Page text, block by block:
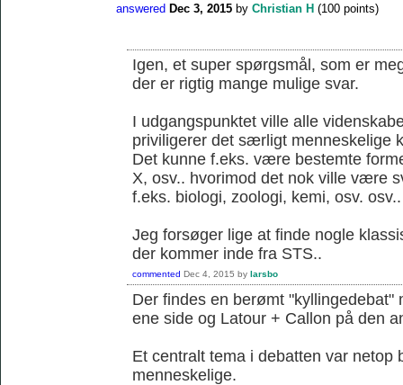
answered Dec 3, 2015 by Christian H (100 points)
Igen, et super spørgsmål, som er
der er rigtig mange mulige svar.
I udgangspunktet ville alle
priviligerer det særligt menneskelige
Det kunne f.eks. være bestemte
X, osv.. hvorimod det nok ville være
f.eks. biologi, zoologi, kemi, osv. osv..
Jeg forsøger lige at finde nogle
der kommer inde fra STS..
commented Dec 4, 2015 by larsbo
Der findes en berømt "kyllingedebat"
ene side og Latour + Callon på den
Et centralt tema i debatten var netop
menneskelige.